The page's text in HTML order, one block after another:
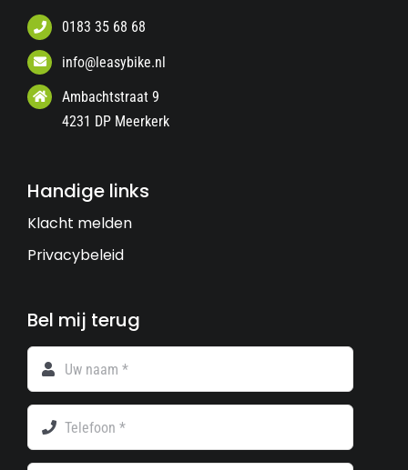
0183 35 68 68
info@leasybike.nl
Ambachtstraat 9
4231 DP Meerkerk
Handige links
Klacht melden
Privacybeleid
Bel mij terug